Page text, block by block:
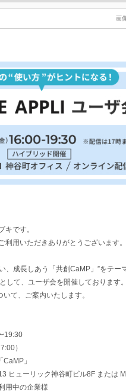
画
キです。
利用いただきありがとうございます。
、成長しあう「共創CaMP」”をテー
して、ユーザ会を開催しております
て、ご案内いたします。
19:30
）
」
リック神谷町ビル8F または
用中の企業様